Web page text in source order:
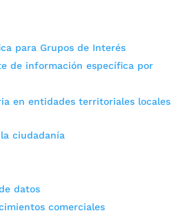
para Grupos de Interés
de información específica por
en entidades territoriales locales
ciudadanía
datos
comerciales
su oferta
12, 2026|Noticias
oferta llevando oportunidades de
a los barrios de
el propósito de acercar la
comunidades....